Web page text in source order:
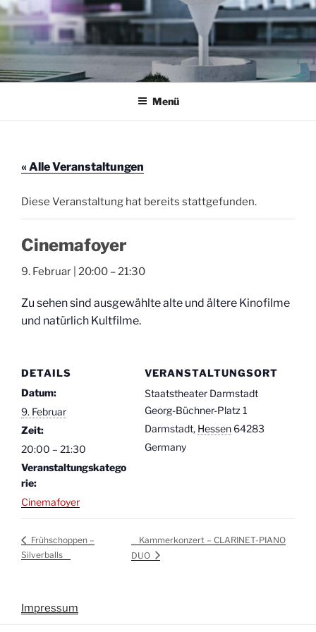
Zum
Inhalt
springen
AKTION THEATERFOYER E.V.
Veranstaltungen im Theaterfoyer Darmstadt
Menü
« Alle Veranstaltungen
Diese Veranstaltung hat bereits stattgefunden.
Cinemafoyer
9. Februar | 20:00 – 21:30
Zu sehen sind ausgewählte alte und ältere Kinofilme
und natürlich Kultfilme.
DETAILS
Datum:
9. Februar
Zeit:
20:00 – 21:30
Veranstaltungskatego
rie:
Cinemafoyer
VERANSTALTUNGSORT
Staatstheater Darmstadt
Georg-Büchner-Platz 1
Darmstadt, Hessen 64283
Germany
Frühschoppen –
Silverballs
Kammerkonzert – CLARINET-PIANO
DUO
Impressum